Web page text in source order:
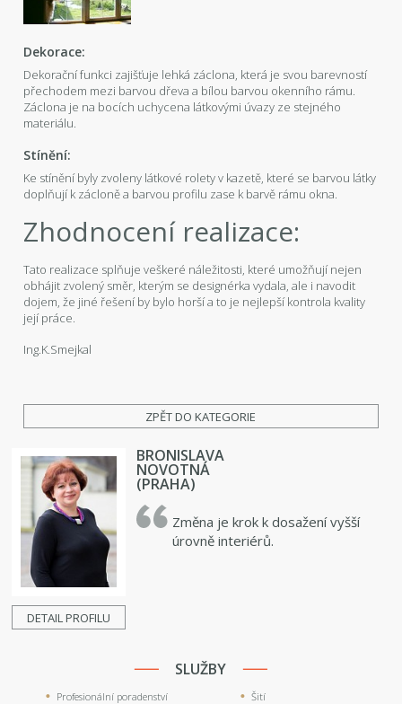
Dekorace:
Dekorační funkci zajišťuje lehká záclona, která je svou barevností
přechodem mezi barvou dřeva a bílou barvou okenního rámu.
Záclona je na bocích uchycena látkovými úvazy ze stejného
materiálu.
Stínění:
Ke stínění byly zvoleny látkové rolety v kazetě, které se barvou látky
doplňují k zácloně a barvou profilu zase k barvě rámu okna.
Zhodnocení realizace:
Tato realizace splňuje veškeré náležitosti, které umožňují nejen
obhájit zvolený směr, kterým se designérka vydala, ale i navodit
dojem, že jiné řešení by bylo horší a to je nejlepší kontrola kvality
její práce.
Ing.K.Smejkal
ZPĚT DO KATEGORIE
DETAIL PROFILU
BRONISLAVA
NOVOTNÁ
(PRAHA)
Změna je krok k dosažení vyšší
úrovně interiérů.
SLUŽBY
Profesionální poradenství
Šití